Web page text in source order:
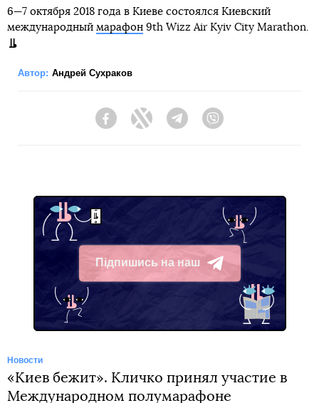
6—7 октября 2018 года в Киеве состоялся Киевский
международный марафон 9th Wizz Air Kyiv City Marathon.
Автор: Андрей Сухраков
FacebookTwitter Telegram
Підпишись на наш
Telegram
Новости
«Киев бежит». Кличко принял участие в
Международном полумарафоне